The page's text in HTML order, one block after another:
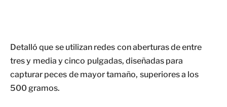
Detalló que se utilizan redes con aberturas de entre
tres y media y cinco pulgadas, diseñadas para
capturar peces de mayor tamaño, superiores a los
500 gramos.